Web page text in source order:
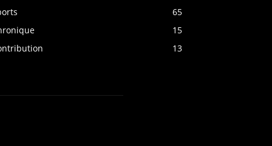
65
15
13